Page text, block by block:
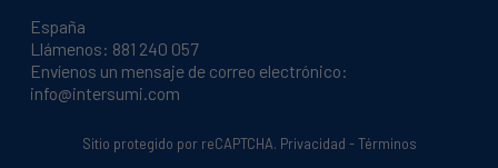
HAIER, H2F-220WF (37001399)
HAIER, H2F-220WF(UK) (37001403)
HAIER, H2F-220WSAA UK (37001134 H2F220WSAA)
HAIER, H2F-220WSAA UK (37001200 H2F220WSAA)
España
Llámenos: 881 240 057
Envíenos un mensaje de correo electrónico:
info@intersumi.com
Sitio protegido por reCAPTCHA. Privacidad -Términos